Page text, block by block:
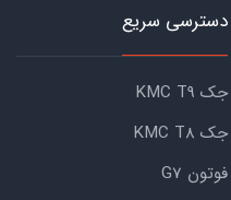
دسترسی سریع
جک KMC T9
جک KMC T8
فوتون G7